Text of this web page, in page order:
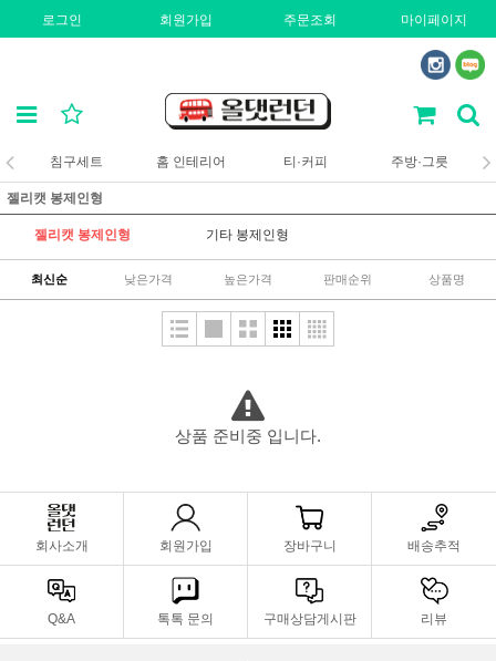
로그인 회원가입 주문조회 마이페이지
침구세트 홈 인테리어 티·커피 주방·그릇
젤리캣 봉제인형
젤리캣 봉제인형 기타 봉제인형
최신순 낮은가격 높은가격 판매순위 상품명
상품 준비중 입니다.
회사소개 회원가입 장바구니 배송추적
Q&A 톡톡 문의 구매상담게시판 리뷰